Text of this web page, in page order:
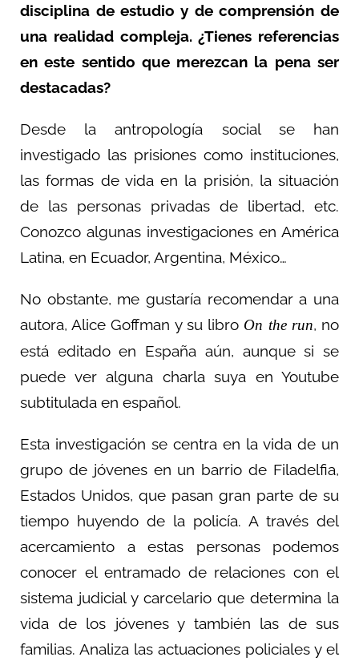
disciplina de estudio y de comprensión de
una realidad compleja. ¿Tienes referencias
en este sentido que merezcan la pena ser
destacadas?
Desde la antropología social se han
investigado las prisiones como instituciones,
las formas de vida en la prisión, la situación
de las personas privadas de libertad, etc.
Conozco algunas investigaciones en América
Latina, en Ecuador, Argentina, México…
No obstante, me gustaría recomendar a una
autora, Alice Goffman y su libro On the run, no
está editado en España aún, aunque si se
puede ver alguna charla suya en Youtube
subtitulada en español.
Esta investigación se centra en la vida de un
grupo de jóvenes en un barrio de Filadelfia,
Estados Unidos, que pasan gran parte de su
tiempo huyendo de la policía. A través del
acercamiento a estas personas podemos
conocer el entramado de relaciones con el
sistema judicial y carcelario que determina la
vida de los jóvenes y también las de sus
familias. Analiza las actuaciones policiales y el